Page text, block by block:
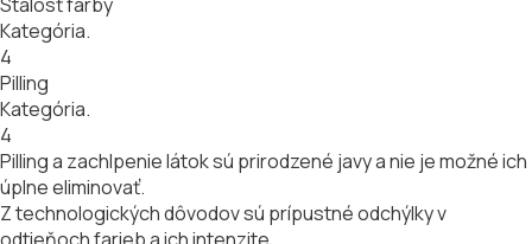
Kategória.
4
Pilling
Kategória.
4
Pilling a zachlpenie látok sú prirodzené javy a nie je možné ich
úplne eliminovať.
Z technologických dôvodov sú prípustné odchýlky v